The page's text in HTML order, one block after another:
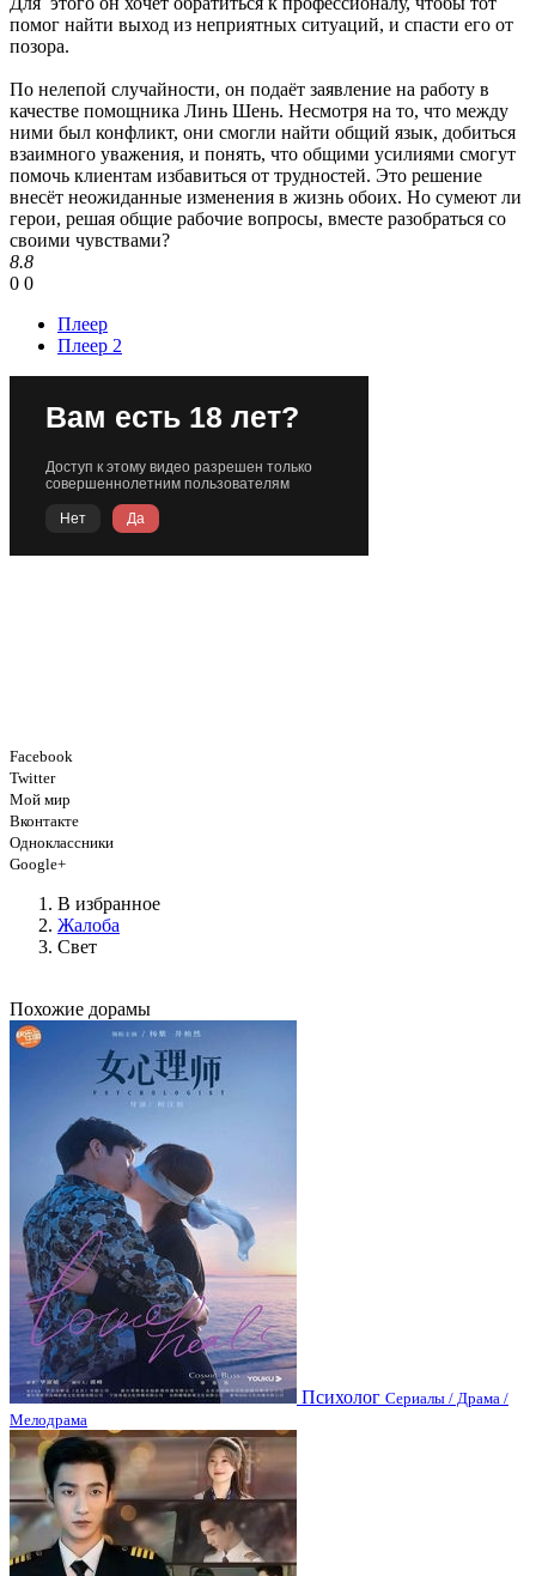
помог найти выход из неприятных ситуаций, и спасти его от
позора.
По нелепой случайности, он подаёт заявление на работу в
качестве помощника Линь Шень. Несмотря на то, что между
ними был конфликт, они смогли найти общий язык, добиться
взаимного уважения, и понять, что общими усилиями смогут
помочь клиентам избавиться от трудностей. Это решение
внесёт неожиданные изменения в жизнь обоих. Но сумеют ли
герои, решая общие рабочие вопросы, вместе разобраться со
своими чувствами?
8.8
0 0
Плеер
Плеер 2
Facebook
Twitter
Мой мир
Вконтакте
Одноклассники
Google+
В избранное
Жалоба
Свет
Похожие дорамы
Психолог Сериалы / Драма /
Мелодрама